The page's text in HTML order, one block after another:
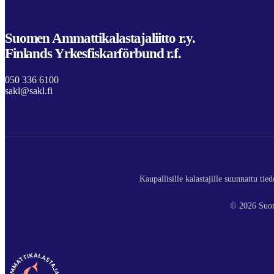
Suomen Ammattikalastajaliitto r.y.
Finlands Yrkesfiskarförbund r.f.
050 336 6100
sakl@sakl.fi
Kaupallisille kalastajille suunnattu
© 2026